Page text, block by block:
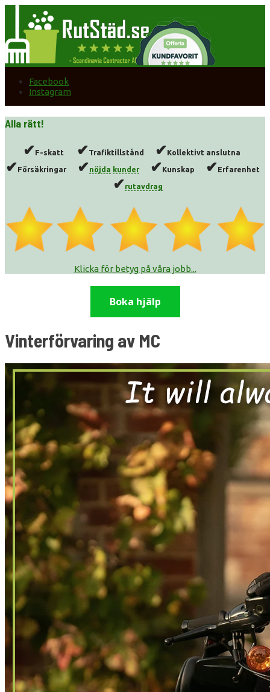
Facebook
Instagram
Alla rätt!
✔F-skatt ✔Trafiktillstånd ✔Kollektivt anslutna
✔Försäkringar ✔nöjda kunder ✔Kunskap ✔Erfarenhet
✔rutavdrag
Klicka för betyg på våra jobb...
Boka hjälp
Vinterförvaring av MC